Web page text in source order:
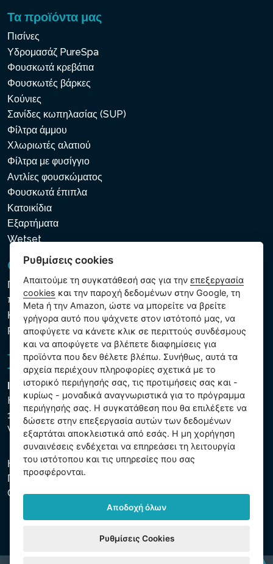
Τα προϊόντα μας
Πισίνες
Υδρομασάζ PureSpa
Φουσκωτά κρεβάτια
Φουσκωτές βάρκες
Κούνιες
Σανίδες κωπηλασίας (SUP)
Φίλτρα άμμου
Χλωριωτές αλατιού
Φίλτρα με φυσίγγιο
Αντλίες φουσκώματος
Φουσκωτά έπιπλα
Κατοικίδια
Εξαρτήματα
Wetset
GDPR και Cookies
Πολιτική προστασίας προσωπικών και λοιπών δεδομένων
που υποβάλλονται σε επεξεργασία
Κανόνες χρήσης των αρχείων cookie
Ρυθμίσεις cookies
Intex Trading, s.r.o.
Hradecká 2526/3
130 00 Praha 3
Vinohrady - Česká republika
Η εταιρεία είναι εγγεγραμμένη στο Δημοτικό Δικαστήριο της
Πράγας, μέρος C, αύξ. αριθ. 74759. ΑΜΕ 26150808, ΑΦΜ
CZ26150808.
Ρυθμίσεις cookies
Απαιτούμε τη συγκατάθεσή σας για τηνεπεξεργασία
cookies και την παροχή δεδομένων στην Google, τη
Meta ή την Amazon, ώστε να μπορείτε να βρείτε
γρήγορα αυτό που ψάχνετε στον ιστότοπό μας, να
αποφύγετε να κάνετε κλικ σε περιττούς συνδέσμους
και να αποφύγετε να βλέπετε διαφημίσεις για
προϊόντα που δεν θέλετε βλέπω. Συνήθως, αυτά τα
αρχεία περιέχουν πληροφορίες σχετικά με το
ιστορικό περιήγησής σας, τις προτιμήσεις σας και -
κυρίως - μοναδικά αναγνωριστικά για το πρόγραμμα
περιήγησής σας. Η συγκατάθεση που θα επιλέξετε να
δώσετε στην επεξεργασία αυτών των δεδομένων
εξαρτάται αποκλειστικά από εσάς. Η μη χορήγηση
συναινέσεις ενδέχεται να επηρεάσει τη λειτουργία
του ιστότοπου και τις υπηρεσίες που σας
προσφέρονται.
Αποδοχή όλων
Ρυθμίσεις Cookies